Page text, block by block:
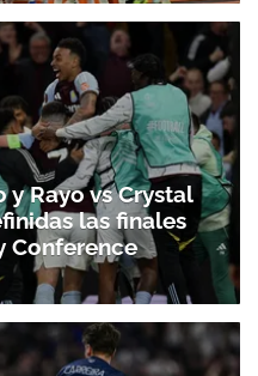
Rayo vs Crystal
las finales
Conference